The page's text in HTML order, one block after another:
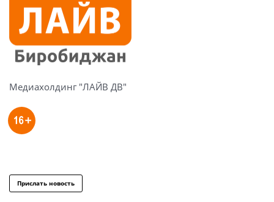
Медиахолдинг "ЛАЙВ ДВ"
Прислать новость